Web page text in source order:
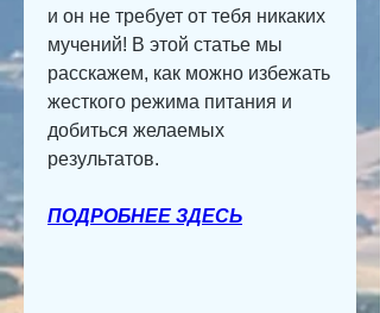
и он не требует от тебя никаких
мучений! В этой статье мы
расскажем, как можно избежать
жесткого режима питания и
добиться желаемых
результатов.
ПОДРОБНЕЕ ЗДЕСЬ